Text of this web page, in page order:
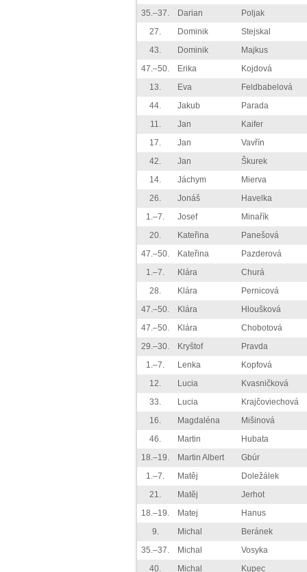
35.–37.
Darian
Poljak
27.
Dominik
Stejskal
43.
Dominik
Majkus
47.–50.
Erika
Kojdová
13.
Eva
Feldbabelová
44.
Jakub
Parada
11.
Jan
Kaifer
17.
Jan
Vavřín
42.
Jan
Škurek
14.
Jáchym
Mierva
26.
Jonáš
Havelka
1.–7.
Josef
Minařík
20.
Kateřina
Panešová
47.–50.
Kateřina
Pazderová
1.–7.
Klára
Churá
28.
Klára
Pernicová
47.–50.
Klára
Hloušková
47.–50.
Klára
Chobotová
29.–30.
Kryštof
Pravda
1.–7.
Lenka
Kopfová
12.
Lucia
Kvasničková
33.
Lucia
Krajčoviechová
16.
Magdaléna
Mišinová
46.
Martin
Hubata
18.–19.
Martin Albert
Gbúr
1.–7.
Matěj
Doležálek
21.
Matěj
Jerhot
18.–19.
Matej
Hanus
9.
Michal
Beránek
35.–37.
Michal
Vosyka
40.
Michal
Kupec